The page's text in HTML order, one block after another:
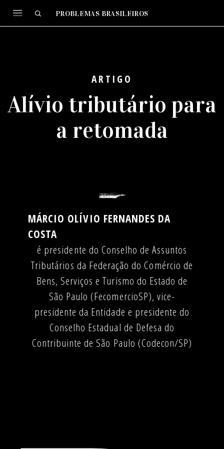
PROBLEMAS BRASILEIROS
ARTIGO
Alívio tributário para
a retomada
MÁRCIO OLÍVIO FERNANDES DA
COSTA
é presidente do Conselho de Assuntos
Tributários da Federação do Comércio de
Bens, Serviços e Turismo do Estado de
São Paulo (FecomercioSP), vice-
presidente da Entidade e presidente do
Conselho Estadual de Defesa do
Contribuinte de São Paulo (Codecon/SP)